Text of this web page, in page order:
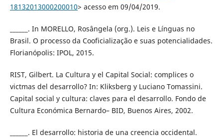
18132013000200010> acesso em 09/04/2019.
______. In MORELLO, Rosângela (org.). Leis e Línguas no
Brasil. O processo da Cooficialização e suas potencialidades.
Florianópolis: IPOL, 2015.
RIST, Gilbert. La Cultura y el Capital Social: complices o
victmas del desarrollo? In: Kliksberg y Luciano Tomassini.
Capital social y cultura: claves para el desarrollo. Fondo de
Cultura Económica Bernardo– BID, Buenos Aires, 2002.
______. El desarrollo: historia de una creencia occidental.